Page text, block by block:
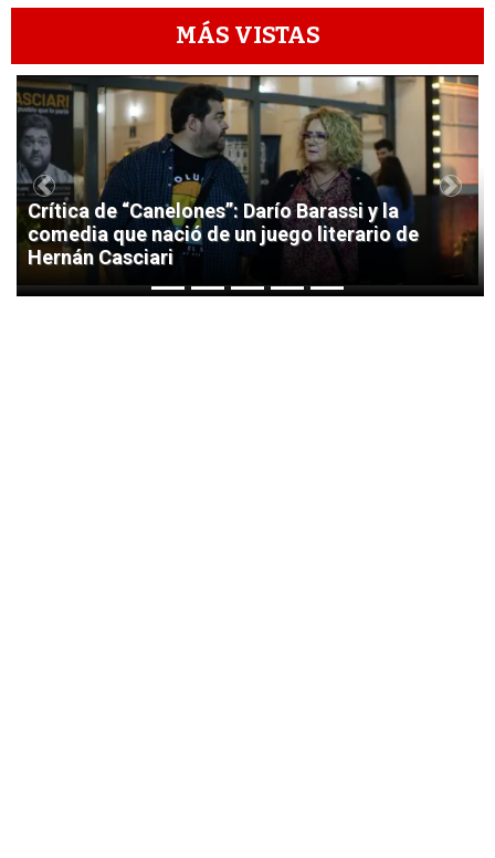
MÁS VISTAS
1
Crítica de “Canelones”: Darío Barassi y la
comedia que nació de un juego literario de
Hernán Casciari
Previous Next